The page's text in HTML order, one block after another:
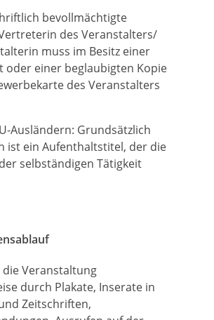
bevollmächtigte
des Veranstalters/
muss im Besitz einer
oder einer beglaubigten Kopie
des Veranstalters
Ausländern: Grundsätzlich
ist ein Aufenthaltstitel, der die
selbständigen Tätigkeit
die Veranstaltung
durch Plakate, Inserate in
Zeitschriften,